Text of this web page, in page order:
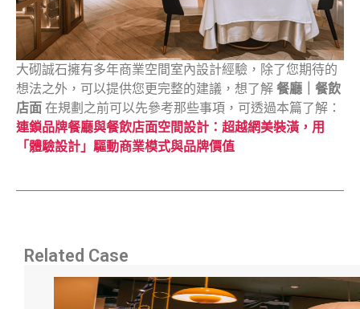
大砌誠石擁有多年商業空間室內設計經驗，除了您期待的
想法之外，可以提供您更完整的建議，想了解 餐廳｜餐飲
店面 在規劃之前可以先參考那些事項，可透過本篇了解：
連鎖品牌餐廳與餐飲店面空間設計：超越網美裝潢，用
「體驗設計」驅動商業模式與品牌價值
Related Case